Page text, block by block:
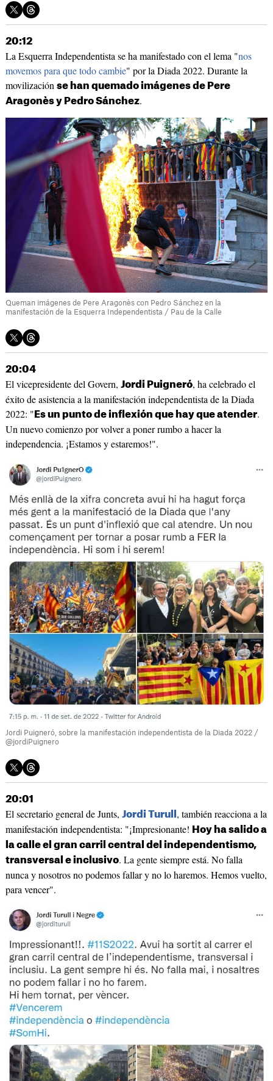
20:12
La Esquerra Independentista se ha manifestado con el lema "nos
movemos para que todo cambie" por la Diada 2022. Durante la
movilización se han quemado imágenes de Pere
Aragonès y Pedro Sánchez.
Queman imágenes de Pere Aragonès con Pedro Sánchez en la
manifestación de la Esquerra Independentista / Pau de la Calle
20:04
El vicepresidente del Govern, Jordi Puigneró, ha celebrado el
éxito de asistencia a la manifestación independentista de la Diada
2022: " Es un punto de inflexión que hay que atender.
Un nuevo comienzo por volver a poner rumbo a hacer la
independencia. ¡Estamos y estaremos!".
Jordi Puigneró, sobre la manifestación independentista de la Diada 2022 /
@jordiPuignero
20:01
El secretario general de Junts, Jordi Turull , también reacciona a la
manifestación independentista: "¡Impresionante! Hoy ha salido a
la calle el gran carril central del independentismo,
transversal e inclusivo. La gente siempre está. No falla
nunca y nosotros no podemos fallar y no lo haremos. Hemos vuelto,
para vencer".